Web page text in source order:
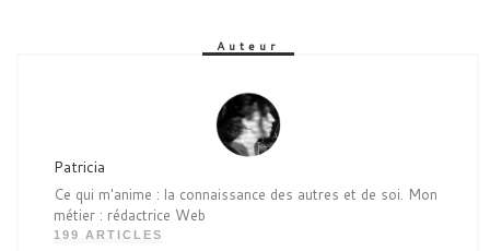
Auteur
Patricia
Ce qui m'anime : la connaissance des autres et de soi. Mon
métier : rédactrice Web
199 ARTICLES